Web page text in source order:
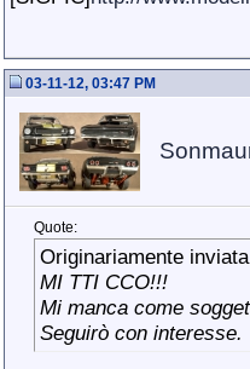
03-11-12, 03:47 PM
Quote:
Originariamente
MI TTI CCO!!!
Mi manca come
Seguirò con interesse.